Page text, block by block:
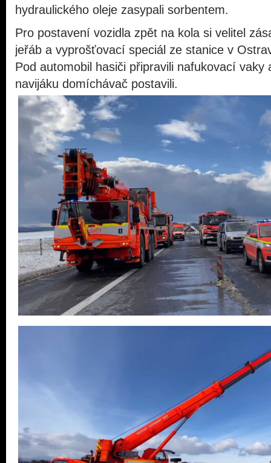
hydraulického oleje zasypali sorbentem.
Pro postavení vozidla zpět na kola si velitel
jeřáb a vyprošťovací speciál ze stanice v
Pod automobil hasiči připravili nafukovací vaky
navijáku domíchávač postavili.